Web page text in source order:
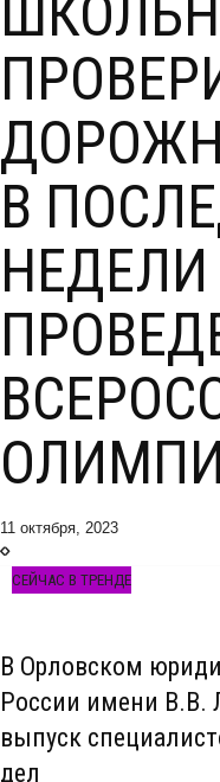
В
НЕДЕЛИ
11 октября, 2023
СЕЙЧАС В ТРЕНДЕ
В Орловском
России имени В.В.
выпуск
дел